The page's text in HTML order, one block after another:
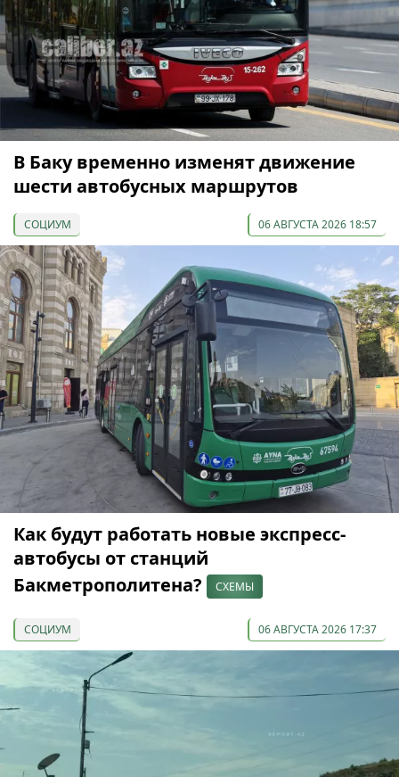
В Баку временно изменят движение
шести автобусных маршрутов
СОЦИУМ 06 АВГУСТА 2026 18:57
Как будут работать новые экспресс-
автобусы от станций
Бакметрополитена?
СХЕМЫ
СОЦИУМ 06 АВГУСТА 2026 17:37